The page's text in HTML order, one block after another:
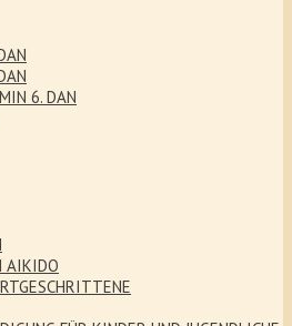
6. DAN
AIKIDO